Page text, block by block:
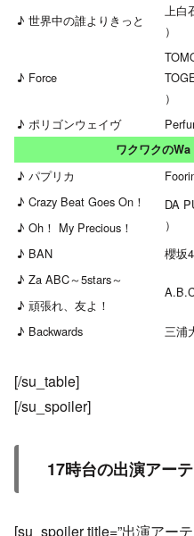
♪ 世界中の誰よりきっと
上白
）
♪ Force
）
♪ ポリゴンウェイヴ
ワクワクの
♪ パプリカ
♪ Crazy Beat Goes On！
DA
）
♪ Oh！ My Precious！
♪ BAN
櫻坂
♪ Za ABC～5stars～
♪ 頑張れ、友よ！
♪ Backwards
三浦
[/su_table]
[/su_spoiler]
17時台の出演アー
[su_spoiler title=”出演アー